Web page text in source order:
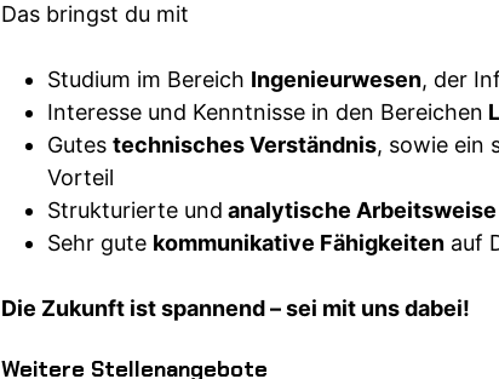
Das bringst du mit
Studium im Bereich Ingenieurwesen, der
Interesse und Kenntnisse in den Bereichen
Gutes technisches Verständnis, sowie ein
Vorteil
Strukturierte und analytische Arbeitsweise
Sehr gute kommunikative Fähigkeitenauf
Die Zukunft ist spannend – sei mit uns dabei!
Weitere Stellenangebote